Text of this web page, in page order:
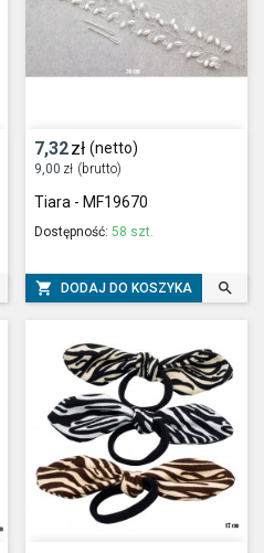
7,32zł (netto)
9,00 zł (brutto)
Tiara - MF19670
Dostępność: 58 szt.
 DODAJ DO KOSZYKA 